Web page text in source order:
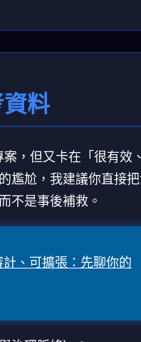
料
，但又卡在「很有效
尷尬，我建議你直接
不是事後補救。
、可擴張：先聊你的